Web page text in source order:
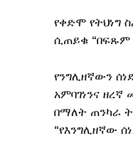
የቀድሞ የትህነግ
ሲጠይቁ “በፍጹም
የንግሊዘኛውን
አምባገነንና
በማለት ጠንካራ
“የእንግሊዘኛው